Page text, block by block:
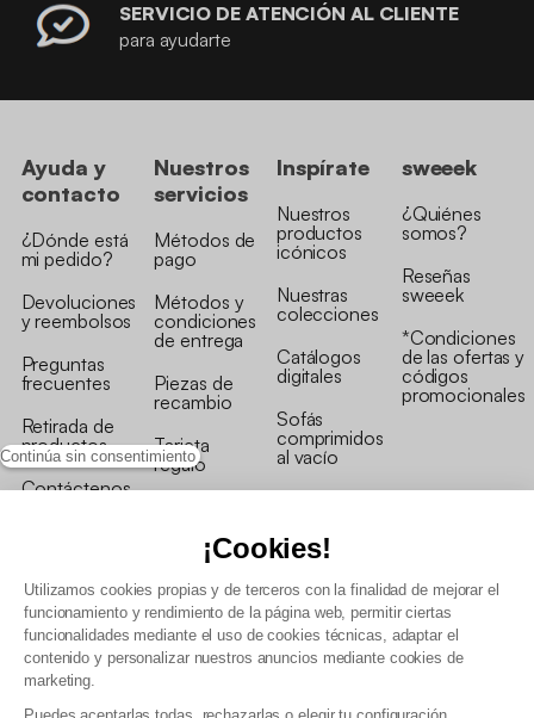
Continúa sin consentimiento
¡Cookies!
Utilizamos cookies propias y de terceros con la finalidad de mejorar el
funcionamiento y rendimiento de la página web, permitir ciertas
funcionalidades mediante el uso de cookies técnicas, adaptar el
contenido y personalizar nuestros anuncios mediante cookies de
marketing.
SERVICIO DE ATENCIÓN AL CLIENTE
para ayudarte
Ayuda y
contacto
¿Dónde está
mi pedido?
Devoluciones
y reembolsos
Preguntas
frecuentes
Retirada de
productos
Contáctenos
Nuestros
servicios
Métodos de
pago
Métodos y
condiciones
de entrega
Piezas de
recambio
Tarjeta
regalo
Inspírate
Nuestros
productos
icónicos
Nuestras
colecciones
Catálogos
digitales
Sofás
comprimidos
al vacío
sweeek
¿Quiénes
somos?
Reseñas
sweeek
*Condiciones
de las ofertas y
códigos
promocionales